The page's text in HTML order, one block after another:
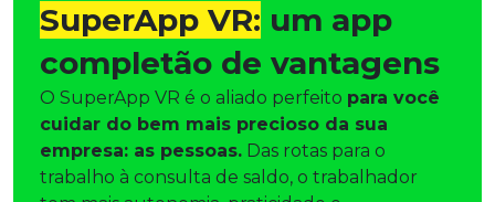
SuperApp VR: um app
completão de vantagens
O SuperApp VR é o aliado perfeito para você
cuidar do bem mais precioso da sua
empresa: as pessoas. Das rotas para o
trabalho à consulta de saldo, o trabalhador